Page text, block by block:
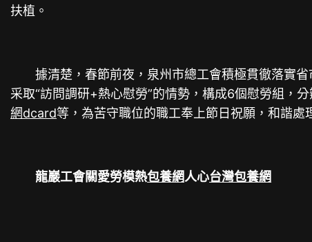
扶植。
據清楚，春節前夜，泉州市總工會積極貫徹落實省
采取“訪問調研+熱心慰勞”的情勢，構成6個慰勞組，
網dcard等，為苦守職位的職工奉上節日祝願，和諧
龍巖工會關愛勞模熱包養網人心台灣包養網